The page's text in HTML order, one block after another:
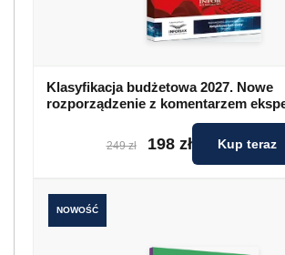
Klasyfikacja budżetowa 2027. Nowe
rozporządzenie z komentarzem
249 zł 198 zł Kup teraz
NOWOŚĆ